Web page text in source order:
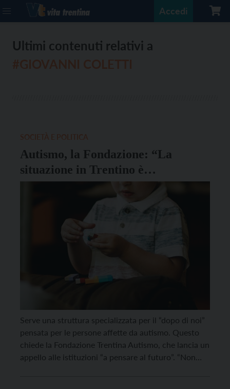
Accedi
Ultimi contenuti relativi a
Autismo, la Fondazione: “La
situazione in Trentino è
drammatica”. L’appello alle
Serve una struttura specializzata per il “dopo di noi”
pensata per le persone affette da autismo. Questo
chiede la Fondazione Trentina Autismo, che lancia un
appello alle istituzioni “a pensare al futuro”. “Non